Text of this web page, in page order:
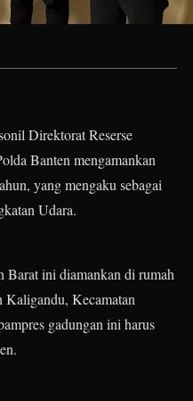
Direktorat Reserse
Banten mengamankan
yang mengaku sebagai
Udara.
Barat ini diamankan di rumah
Kaligandu, Kecamatan
gadungan ini harus